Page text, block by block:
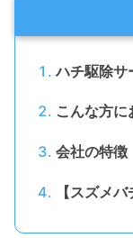
ハチ駆除サ
こんな方に
会社の特徴
【スズメ